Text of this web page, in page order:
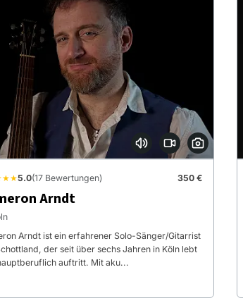
5.0(17 Bewertungen) 350 €
Arndt
Arndt ist ein erfahrener Solo-Sänger/Gitarrist
der seit über sechs Jahren in Köln lebt
auftritt. Mit aku...